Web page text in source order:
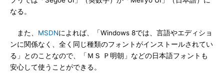
なる。
また、 MSDNによれば、「Windows 8では、言語やエディショ
ンに関係なく、全く同じ種類のフォントがインストールされてい
る」とのことなので、「ＭＳ Ｐ明朝」などの日本語フォントも
安心して使うことができる。